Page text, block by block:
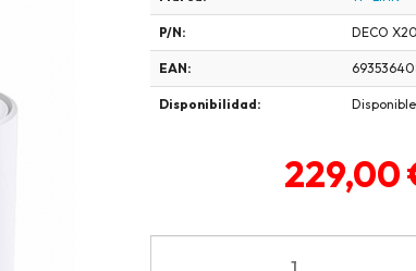
P/N: DECO
EAN:
Disponibilidad: Disponible
229,00